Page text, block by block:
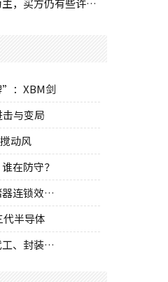
【台湾地区】市场氛围以观望为主，买方仍有些许零星询单释出
”：XBM剑
与变局
动风
在防守？
原厂预警、终端涨价不休，存储器连锁效应持
代半导体
半导体迎新一轮扩产潮？晶圆代工、封装、光